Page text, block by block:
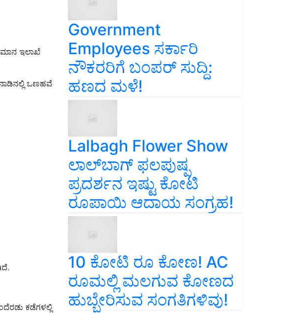
ಇಲಾಖೆ
ಒಣಹವೆ
ಕಡೆಗಳಲ್ಲಿ
Government
Employees ಸರ್ಕಾರಿ
ನೌಕರರಿಗೆ ಬಂಪರ್‌ ಸುದ್ದಿ:
ಹಣದ ಮಳೆ!
Lalbagh Flower Show
ಲಾಲ್‌ಬಾಗ್ ಫಲಪುಷ್ಪ
ಪ್ರದರ್ಶನ ಇಷ್ಟು ಕೋಟಿ
ರೂಪಾಯಿ ಆದಾಯ ಸಂಗ್ರಹ!
10 ಕೋಟಿ ರೂ ಕೋಣ! AC
ರೂಮಲ್ಲಿ ಮಲಗುವ ಕೋಣದ
ಹುಬ್ಬೇರಿಸುವ ಸಂಗತಿಗಳಿವು!